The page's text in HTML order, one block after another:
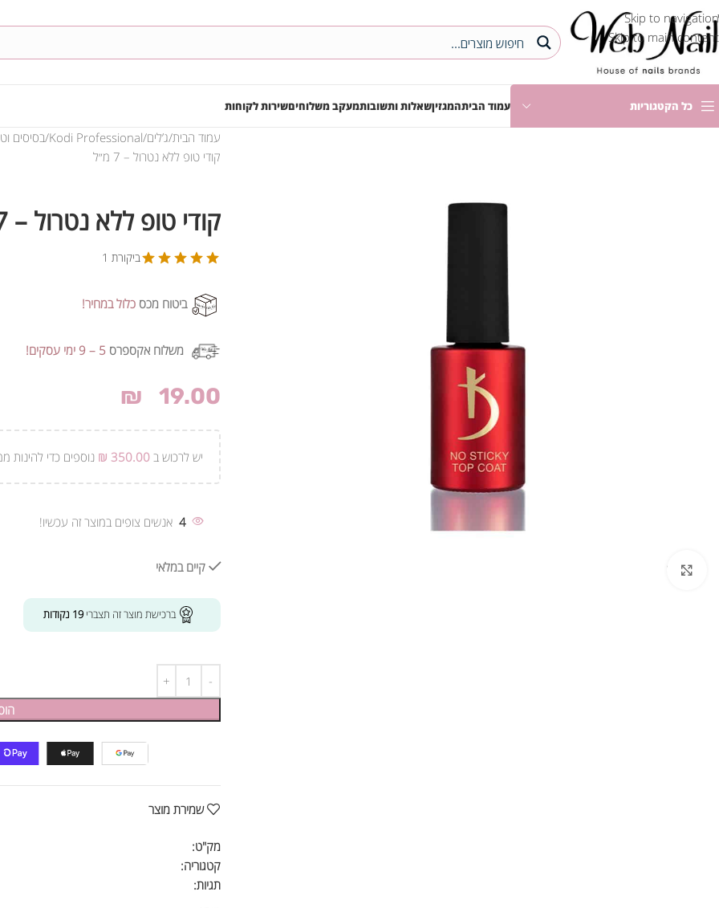
Skip to navigation
Skip to main content
כל הקטגוריות עמוד הביתהמגזיןשאלות ותשובותמעקב משלוחיםשירות לקוחות
עמוד הבית ג’לים Kodi Professional בסיסים
קודי טופ ללא נטרול – 7 מ״ל
קודי טופ ללא נטרול – 7 מ״ל
ביקורת 1
ביטוח מכס כלול במחיר!
משלוח אקספרס 5 – 9 ימי עסקים!
₪ 19.00
יש לרכוש ב ₪ 350.00 נוספים כדי להינות
4 אנשים צופים במוצר זה עכשיו!
קיים במלאי
ברכישת מוצר זה תצברי 19 נקודות
שמירת מוצר
מק"ט:
קטגוריה:
תגיות: